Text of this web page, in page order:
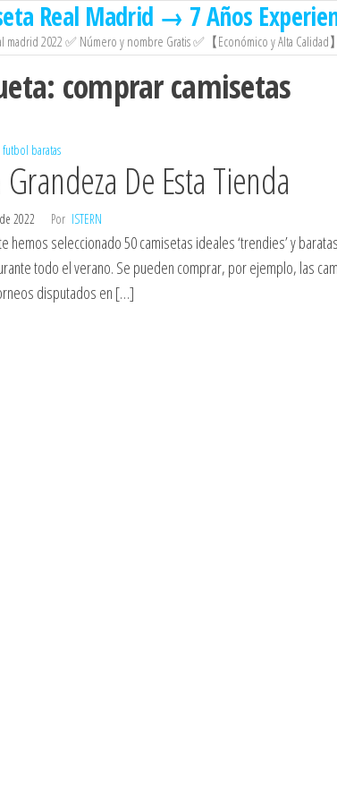
Real Madrid → 7 Años
madrid 2022 ✅ Número y nombre Gratis ✅【Económico y Alta Calidad】
comprar camisetas
futbol baratas
Grandeza De Esta Tienda
2022 Por ISTERN
hemos seleccionado 50 camisetas ideales ‘trendies’ y
todo el verano. Se pueden comprar, por ejemplo, las
disputados en […]